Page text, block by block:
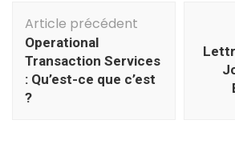
Navigation
d'article
Article précédent
Operational
Transaction Services
: Qu’est-ce que c’est
?